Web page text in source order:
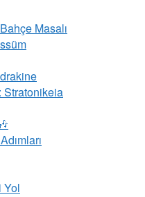
Masalı
Stratonikeia
Yol